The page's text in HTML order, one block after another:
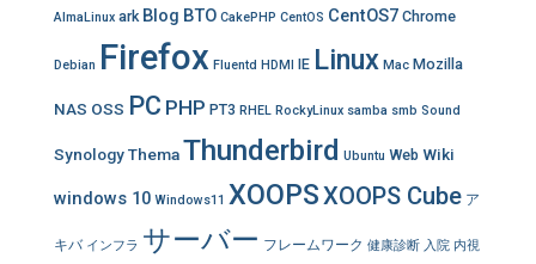
AlmaLinux ark Blog BTO CakePHP CentOS CentOS7 Chrome
Debian Firefox Fluentd HDMI IE Linux Mac Mozilla
NAS OSS PC PHP PT3 RHEL RockyLinux samba smb Sound
SynologyThemaThunderbird Ubuntu Web Wiki
windows 10 Windows11 XOOPSXOOPS Cube ア
キバ インフラ サーバー フレームワーク 健康診断 入院 内視